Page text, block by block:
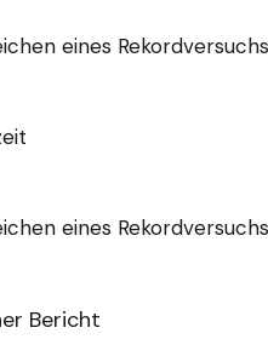
eines
eines
Bericht